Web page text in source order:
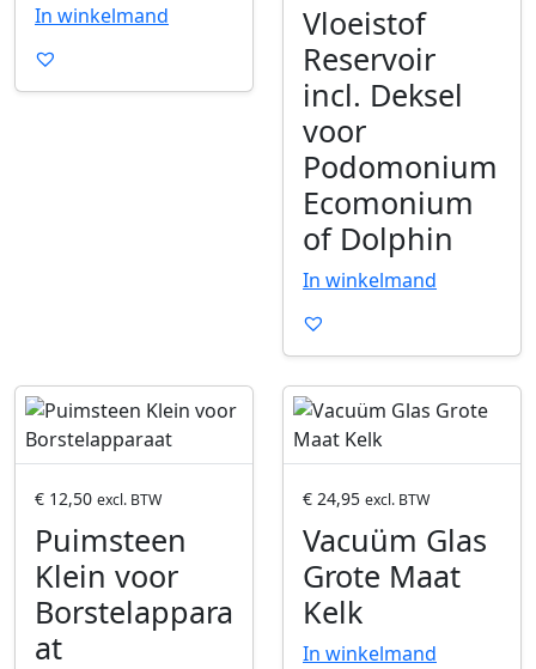
e
In winkelmand
n
Vloeistof
Reservoir
incl. Deksel
voor
Podomonium
Ecomonium
of Dolphin
In winkelmand
P
r
o
d€ 12,50 excl. BTW
Puimsteen
Klein voor
Borstelappara
at
P
r
o
d
u
€ 24,95 excl. BTW
Vacuüm Glas
Grote Maat
Kelk
In winkelmand